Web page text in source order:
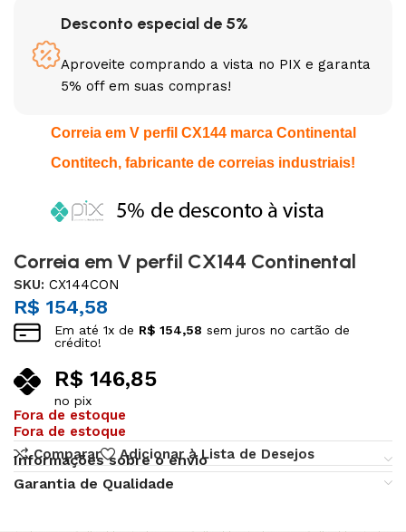
Desconto especial de 5%
Aproveite comprando a vista no PIX e garanta
5% off em suas compras!
Correia em V perfil CX144 marca Continental
Contitech, fabricante de correias industriais!
Correia em V perfil CX144 Continental
SKU:CX144CON
R$ 154,58
Em até1x de R$ 154,58 sem juros no cartão de
crédito!
R$ 146,85
no pix
Fora de estoque
Fora de estoque
Comparar
Adicionar à Lista de Desejos
Informações sobre o envio
Garantia de Qualidade